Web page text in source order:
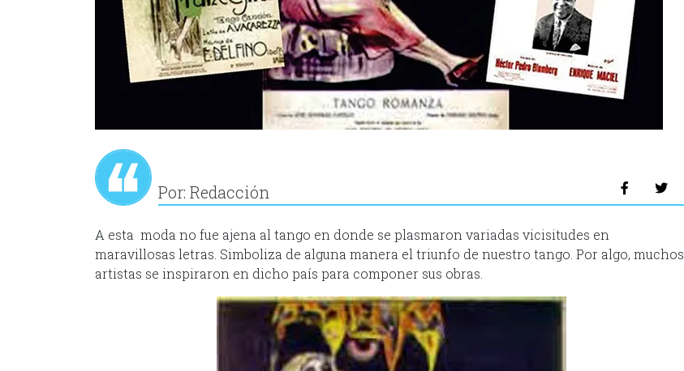
Por: Redacción
A esta moda no fue ajena al tango en donde se plasmaron variadas vicisitudes en
maravillosas letras. Simboliza de alguna manera el triunfo de nuestro tango. Por algo, muchos
artistas se inspiraron en dicho país para componer sus obras.